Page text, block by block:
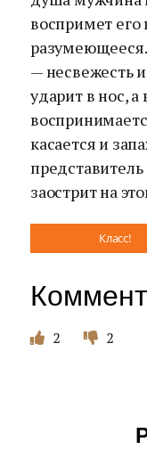
воспримет его
разумеющееся.
— несвежесть
ударит в нос, а
касается и
заострит на
Класс!
2 2